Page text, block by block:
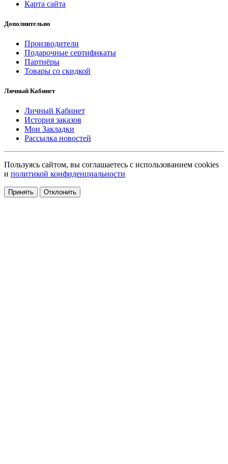
Карта сайта
Дополнительно
Производители
Подарочные сертификаты
Партнёры
Товары со скидкой
Личный Кабинет
Личный Кабинет
История заказов
Мои Закладки
Рассылка новостей
Пользуясь сайтом, вы соглашаетесь с использованием cookies
и политикой конфиденциальности
Принять Отклонить